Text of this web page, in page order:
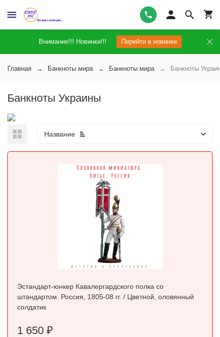
Внимание!!! Новинки!!! Перейти в новинки
Главная Банкноты мира Банкноты мира Банкноты
Банкноты Украины
Название
Эстандарт-юнкер Кавалергардского полка со
штандартом. Россия, 1805-08 гг. / Цветной, оловянный
солдатик
1 650 ₽